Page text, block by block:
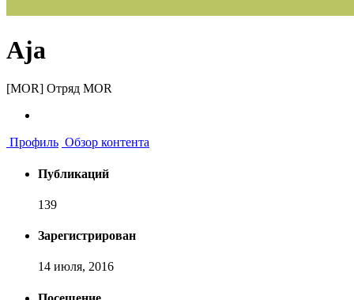
Aja
[MOR] Отряд MOR
Профиль Обзор контента
Публикаций
139
Зарегистрирован
14 июля, 2016